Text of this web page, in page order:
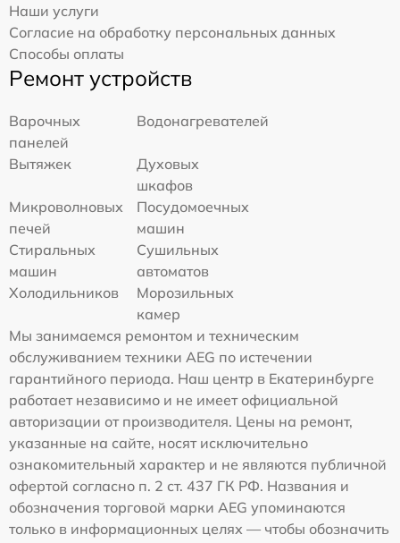
Наши услуги
Согласие на обработку персональных данных
Способы оплаты
Ремонт устройств
Варочных
панелей
Водонагревателей
Вытяжек
Духовых
шкафов
Микроволновых
печей
Посудомоечных
машин
Стиральных
машин
Сушильных
автоматов
Холодильников
Морозильных
камер
Мы занимаемся ремонтом и техническим
обслуживанием техники AEG по истечении
гарантийного периода. Наш центр в Екатеринбурге
работает независимо и не имеет официальной
авторизации от производителя. Цены на ремонт,
указанные на сайте, носят исключительно
ознакомительный характер и не являются публичной
офертой согласно п. 2 ст. 437 ГК РФ. Названия и
обозначения торговой марки AEG упоминаются
только в информационных целях — чтобы обозначить